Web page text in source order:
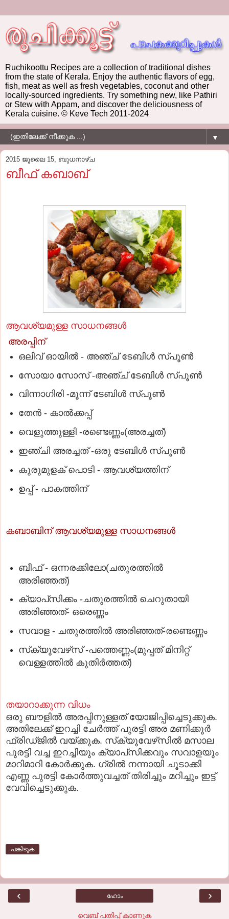
Ruchikoottu Recipes are a collection of traditional dishes
from the state of Kerala. Enjoy the authentic flavors of egg,
fish, meat as well as fresh vegetables, coconut and other
locally-sourced ingredients. Try something new, like Pathiri
or Stew with Appam, and discover the deliciousness of
Kerala cuisine. © Keve Tech 2011-2024
▼
2015 ജൂലൈ 15, ബുധനാഴ്‌ച
ബീഫ്‌ കബാബ്‌
ആവശ്യമുള്ള സാധനങ്ങള്‍
അരപ്പിന്‌
ഒലിവ്‌ ഓയില്‍ - അഞ്ച്‌ ടേബിള്‍ സ്‌പൂണ്‍
സോയാ സോസ്‌ -അഞ്ച്‌ ടേബിള്‍ സ്‌പൂണ്‍
വിന്നാഗിരി -മൂന്ന്‌ ടേബിള്‍ സ്‌പൂണ്‍
തേന്‍ - കാല്‍ക്കപ്പ്‌
വെളുത്തുള്ളി -രണ്ടെണ്ണം(അരച്ചത്‌)
ഇഞ്ചി അരച്ചത്‌ -ഒരു ടേബിള്‍ സ്‌പൂണ്‍
കുരുമുളക്‌ പൊടി - ആവശ്യത്തിന്‌
ഉപ്പ്‌ - പാകത്തിന്‌
കബാബിന്‌ ആവശ്യമുള്ള സാധനങ്ങള്‍
ബീഫ്‌ - ഒന്നരക്കിലോ(ചതുരത്തില്‍
അരിഞ്ഞത്‌)
ക്യാപ്‌സിക്കം -ചതുരത്തില്‍ ചെറുതായി
അരിഞ്ഞത്‌- ഒരെണ്ണം
സവാള - ചതുരത്തില്‍ അരിഞ്ഞത്‌-രണ്ടെണ്ണം
സ്‌ക്യൂവേഴ്‌സ് -പത്തെണ്ണം(മുപ്പത്‌ മിനിറ്റ്‌
വെള്ളത്തില്‍ കുതിര്‍ത്തത്‌)
തയാറാക്കുന്ന വിധം
ഒരു ബൗളില്‍ അരപ്പിനുള്ളത്‌ യോജിപ്പിച്ചെടുക്കുക.
അതിലേക്ക്‌ ഇറച്ചി ചേര്‍ത്ത്‌ പുരട്ടി അര മണിക്കൂര്‍
ഫ്രിഡ്‌ജില്‍ വയ്‌ക്കുക. സ്‌ക്യൂവേഴ്‌സില്‍ മസാല
പുരട്ടി വച്ച ഇറച്ചിയും ക്യാപ്‌സിക്കവും സവാളയും
മാറിമാറി കോര്‍ക്കുക. ഗ്രില്‍ നന്നായി ചൂടാക്കി
എണ്ണ പുരട്ടി കോര്‍ത്തുവച്ചത്‌ തിരിച്ചും മറിച്ചും ഇട്ട്‌
വേവിച്ചെടുക്കുക.
പങ്കിടുക
‹ ›
ഹോം
വെബ് പതിപ്പ് കാണുക